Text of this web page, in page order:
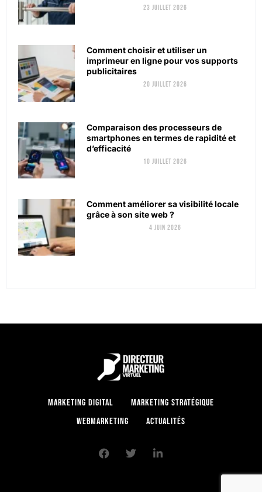
23 juillet 2026
Comment choisir et utiliser un
imprimeur en ligne pour vos supports
publicitaires
20 juillet 2026
Comparaison des processeurs de
smartphones en termes de rapidité et
d’efficacité
10 juillet 2026
Comment améliorer sa visibilité locale
grâce à son site web ?
4 juin 2026
Marketing digital
Marketing stratégique
Webmarketing
Actualités